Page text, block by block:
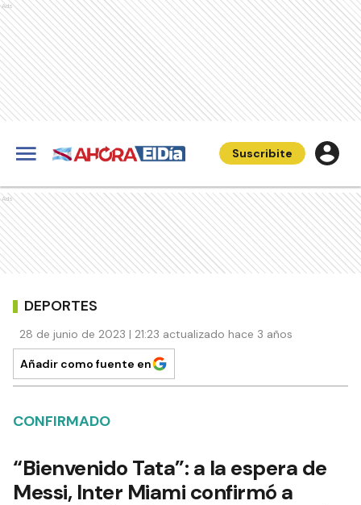
Ads
Suscribite
Ads
DEPORTES
28 de junio de 2023 | 21:23 actualizado hace 3 años
Añadir como fuente en
CONFIRMADO
“Bienvenido Tata”: a la espera de
Messi, Inter Miami confirmó a